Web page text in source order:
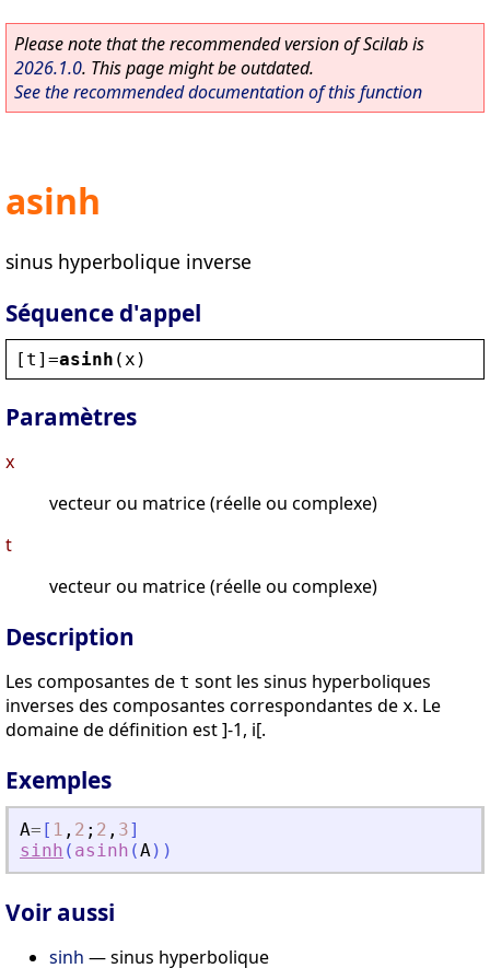
Please note that the recommended version of Scilab is
2026.1.0. This page might be outdated.
See the recommended documentation of this function
asinh
sinus hyperbolique inverse
Séquence d'appel
[ t ]=asinh ( x )
Paramètres
x
vecteur ou matrice (réelle ou complexe)
t
vecteur ou matrice (réelle ou complexe)
Description
Les composantes de t sont les sinus hyperboliques
inverses des composantes correspondantes de x. Le
domaine de définition est ]-1, i[.
Exemples
A= [ 1 , 2 ; 2 , 3]
sinh ( asinh (A) )
Voir aussi
sinh — sinus hyperbolique